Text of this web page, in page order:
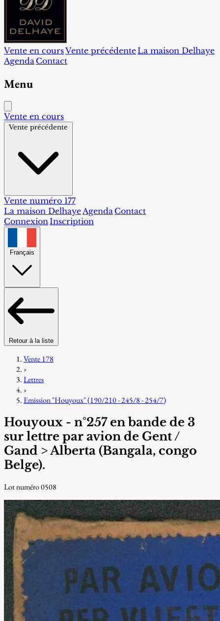
Vente en coursVente précédente La maison Delhaye
Agenda Contact
Menu
Vente en cours
Vente précédente
Vente numéro 177
La maison DelhayeAgenda Contact
ConnexionInscription
Français
Retour à la liste
Vente 178
›
Lettres
›
Emission "Houyoux" (190/210 - 245/8 - 254/7)
Houyoux - n°257 en bande de 3
sur lettre par avion de Gent /
Gand > Alberta (Bangala, congo
Belge).
Lot numéro 0508